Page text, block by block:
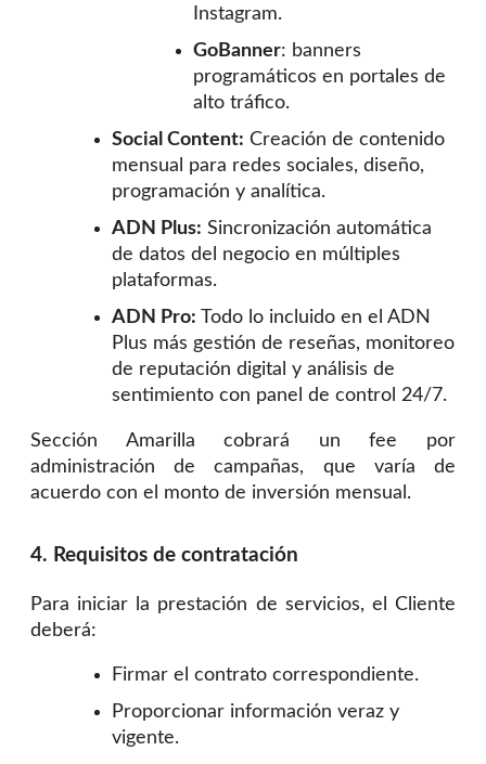
Instagram.
GoBanner: banners
programáticos en portales de
alto tráfico.
Social Content: Creación de contenido
mensual para redes sociales, diseño,
programación y analítica.
ADN Plus: Sincronización automática
de datos del negocio en múltiples
plataformas.
ADN Pro: Todo lo incluido en el ADN
Plus más gestión de reseñas, monitoreo
de reputación digital y análisis de
sentimiento con panel de control 24/7.
Sección Amarilla cobrará un fee por
administración de campañas, que varía de
acuerdo con el monto de inversión mensual.
4. Requisitos de contratación
Para iniciar la prestación de servicios, el Cliente
deberá:
Firmar el contrato correspondiente.
Proporcionar información veraz y
vigente.